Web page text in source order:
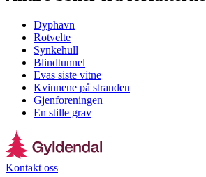
Dyphavn
Rotvelte
Synkehull
Blindtunnel
Evas siste vitne
Kvinnene på stranden
Gjenforeningen
En stille grav
Kontakt oss